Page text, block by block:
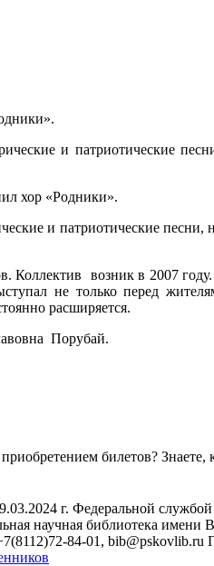
и патриотические
хор «Родники».
и патриотические
возник в 2007
не только перед
расширяется.
Порубай.
билетов? Знаете,
г. Федеральной
научная библиотека имени
84-01, bib@pskovlib.ru